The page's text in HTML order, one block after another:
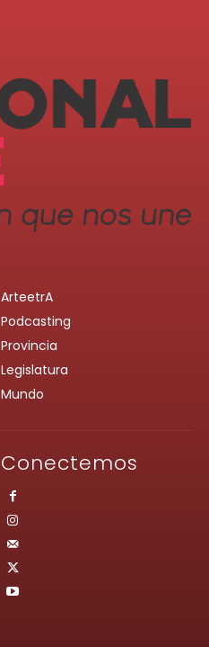
ArteetrA
Podcasting
Provincia
Legislatura
Mundo
Conectemos